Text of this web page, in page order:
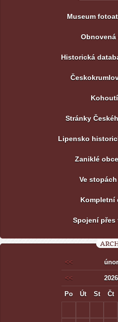
Museum
Obnovená
Historická
Stránky
Lipensko
Zaniklé
Ve
Kompletní
Spojení přes
<< únor
<< 2026
Po Út St Čt